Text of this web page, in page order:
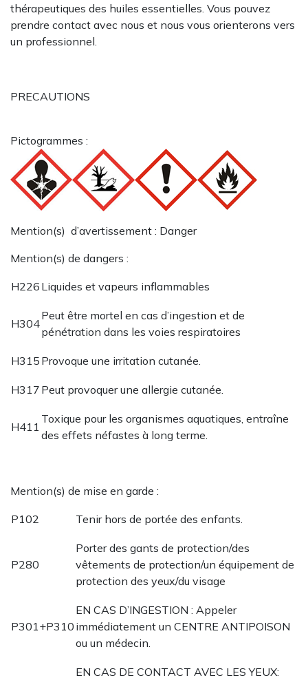
thérapeutiques des huiles essentielles. Vous pouvez
prendre contact avec nous et nous vous orienterons vers
un professionnel.
PRECAUTIONS
Pictogrammes :
Mention(s) d’avertissement : Danger
Mention(s) de dangers :
H226 Liquides et vapeurs inflammables
H304
Peut être mortel en cas d’ingestion et de
pénétration dans les voies respiratoires
H315 Provoque une irritation cutanée.
H317 Peut provoquer une allergie cutanée.
H411
Toxique pour les organismes aquatiques, entraîne
des effets néfastes à long terme.
Mention(s) de mise en garde :
P102 Tenir hors de portée des enfants.
P280
Porter des gants de protection/des
vêtements de protection/un équipement de
protection des yeux/du visage
P301+P310
EN CAS D’INGESTION : Appeler
immédiatement un CENTRE ANTIPOISON
ou un médecin.
EN CAS DE CONTACT AVEC LES YEUX: